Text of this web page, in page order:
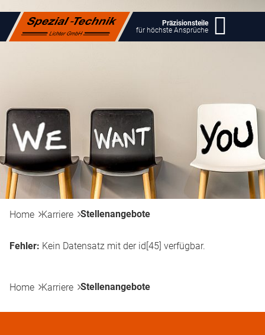
Präzisionsteile
für höchste Ansprüche
Home Karriere Stellenangebote
Fehler: Kein Datensatz mit der id[45] verfügbar.
Home Karriere Stellenangebote